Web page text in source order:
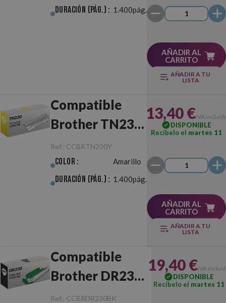
Duración (pág.) : 1.400pág.
AÑADIR AL
CARRITO
AÑADIR A TU
LISTA
Compatible
Brother TN230
Amarillo
Ref.: CCBRTN230Y
Color : Amarillo
Duración (pág.) : 1.400pág.
13,40 €IVA
DISPONIBLE
Recíbelo el martes 11
AÑADIR AL
CARRITO
AÑADIR A TU
LISTA
Compatible
Brother DR230
Negro Tambor
Ref.: CCBRDR230BK
19,40 €IVA
DISPONIBLE
Recíbelo el martes 11